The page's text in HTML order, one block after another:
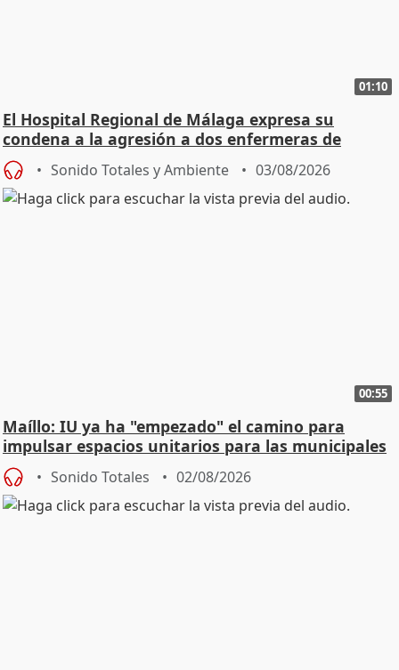
01:10
El Hospital Regional de Málaga expresa su
condena a la agresión a dos enfermeras de
Urgencias
Sonido Totales y Ambiente 03/08/2026
00:55
Maíllo: IU ya ha "empezado" el camino para
impulsar espacios unitarios para las municipales
Sonido Totales 02/08/2026